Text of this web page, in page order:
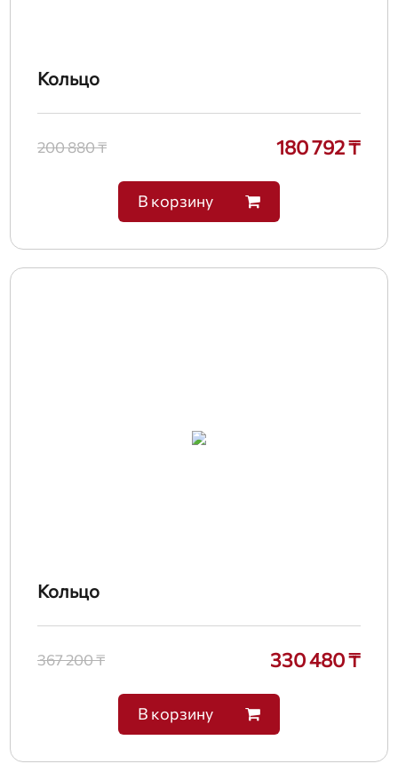
Кольцо
200 880 ₸ 180 792 ₸
В корзину
Кольцо
367 200 ₸ 330 480 ₸
В корзину